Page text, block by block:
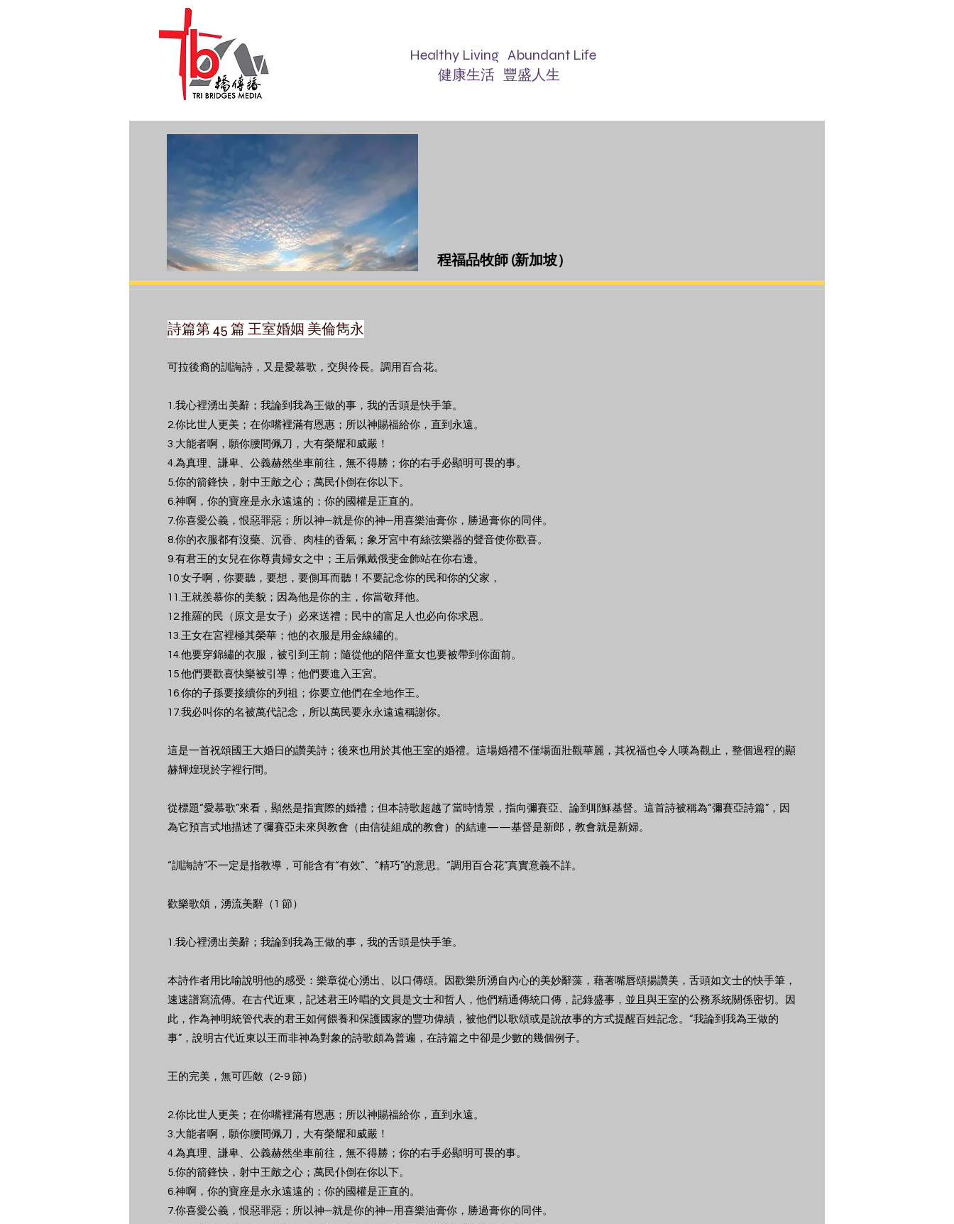
Healthy Living Abundant Life
健康生活 豐盛人生
程福品牧師 (新加坡）
詩篇第 45 篇 王室婚姻 美倫雋永
可拉後裔的訓誨詩，又是愛慕歌，交與伶長。調用百合花。
1.我心裡湧出美辭；我論到我為王做的事，我的舌頭是快手筆。
2.你比世人更美；在你嘴裡滿有恩惠；所以神賜福給你，直到永遠。
3.大能者啊，願你腰間佩刀，大有榮耀和威嚴！
4.為真理、謙卑、公義赫然坐車前往，無不得勝；你的右手必顯明可畏的事。
5.你的箭鋒快，射中王敵之心；萬民仆倒在你以下。
6.神啊，你的寶座是永永遠遠的；你的國權是正直的。
7.你喜愛公義，恨惡罪惡；所以神─就是你的神─用喜樂油膏你，勝過膏你的同伴。
8.你的衣服都有沒藥、沉香、肉桂的香氣；象牙宮中有絲弦樂器的聲音使你歡喜。
9.有君王的女兒在你尊貴婦女之中；王后佩戴俄斐金飾站在你右邊。
10.女子啊，你要聽，要想，要側耳而聽！不要記念你的民和你的父家，
11.王就羨慕你的美貌；因為他是你的主，你當敬拜他。
12.推羅的民（原文是女子）必來送禮；民中的富足人也必向你求恩。
13.王女在宮裡極其榮華；他的衣服是用金線繡的。
14.他要穿錦繡的衣服，被引到王前；隨從他的陪伴童女也要被帶到你面前。
15.他們要歡喜快樂被引導；他們要進入王宮。
16.你的子孫要接續你的列祖；你要立他們在全地作王。
17.我必叫你的名被萬代記念，所以萬民要永永遠遠稱謝你。
這是一首祝頌國王大婚日的讚美詩；後來也用於其他王室的婚禮。這場婚禮不僅場面壯觀華麗，其祝福也令人嘆為觀止，整個過程的顯
赫輝煌現於字裡行間。
從標題“愛慕歌”來看，顯然是指實際的婚禮；但本詩歌超越了當時情景，指向彌賽亞、論到耶穌基督。這首詩被稱為“彌賽亞詩篇”，因
為它預言式地描述了彌賽亞未來與教會（由信徒組成的教會）的結連——基督是新郎，教會就是新婦。
“訓誨詩”不一定是指教導，可能含有“有效”、“精巧”的意思。“調用百合花”真實意義不詳。
歡樂歌頌，湧流美辭（1 節）
1.我心裡湧出美辭；我論到我為王做的事，我的舌頭是快手筆。
本詩作者用比喻說明他的感受：樂章從心湧出、以口傳頌。因歡樂所湧自內心的美妙辭藻，藉著嘴唇頌揚讚美，舌頭如文士的快手筆，
速速譜寫流傳。在古代近東，記述君王吟唱的文員是文士和哲人，他們精通傳統口傳，記錄盛事，並且與王室的公務系統關係密切。因
此，作為神明統管代表的君王如何餵養和保護國家的豐功偉績，被他們以歌頌或是說故事的方式提醒百姓記念。“我論到我為王做的
事”，說明古代近東以王而非神為對象的詩歌頗為普遍，在詩篇之中卻是少數的幾個例子。
王的完美，無可匹敵（2-9 節）
2.你比世人更美；在你嘴裡滿有恩惠；所以神賜福給你，直到永遠。
3.大能者啊，願你腰間佩刀，大有榮耀和威嚴！
4.為真理、謙卑、公義赫然坐車前往，無不得勝；你的右手必顯明可畏的事。
5.你的箭鋒快，射中王敵之心；萬民仆倒在你以下。
6.神啊，你的寶座是永永遠遠的；你的國權是正直的。
7.你喜愛公義，恨惡罪惡；所以神─就是你的神─用喜樂油膏你，勝過膏你的同伴。